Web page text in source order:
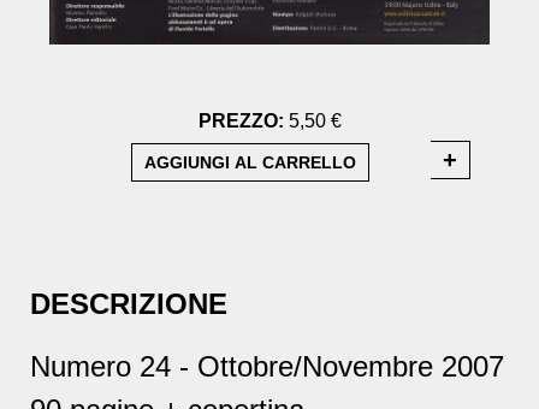
PREZZO: 5,50 €
DESCRIZIONE
Numero 24 - Ottobre/Novembre 2007